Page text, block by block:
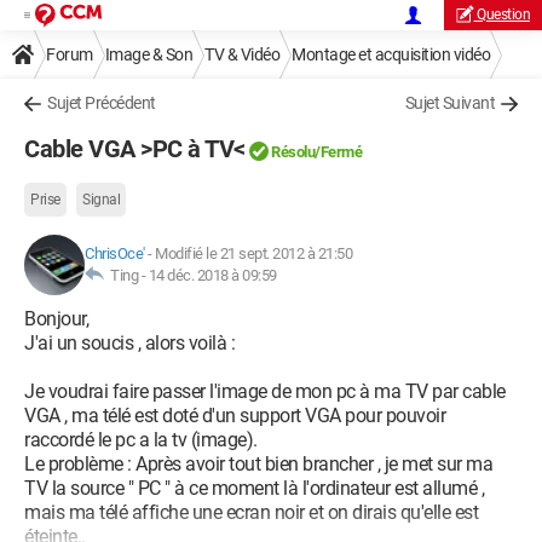
Question
Forum Image & Son TV & Vidéo Montage et acquisition vidéo
Sujet Précédent Sujet Suivant
Cable VGA >PC à TV< Résolu/Fermé
Prise Signal
ChrisOce'- Modifié le 21 sept. 2012 à 21:50
Ting - 14 déc. 2018 à 09:59
Bonjour,
J'ai un soucis , alors voilà :
Je voudrai faire passer l'image de mon pc à ma TV par cable
VGA , ma télé est doté d'un support VGA pour pouvoir
raccordé le pc a la tv (image).
Le problème : Après avoir tout bien brancher , je met sur ma
TV la source " PC " à ce moment là l'ordinateur est allumé ,
mais ma télé affiche une ecran noir et on dirais qu'elle est
éteinte..